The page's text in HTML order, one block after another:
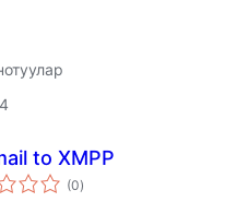
to XMPP
(0total
ratings
)